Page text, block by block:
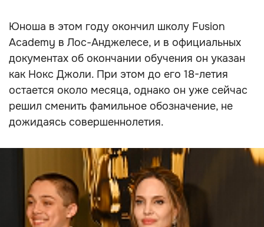
Юноша в этом году окончил школу Fusion
Academy в Лос-Анджелесе, и в официальных
документах об окончании обучения он указан
как Нокс Джоли. При этом до его 18-летия
остается около месяца, однако он уже сейчас
решил сменить фамильное обозначение, не
дожидаясь совершеннолетия.